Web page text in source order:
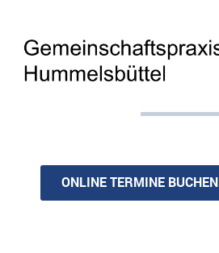
ONLINE TERMINE BUCHEN